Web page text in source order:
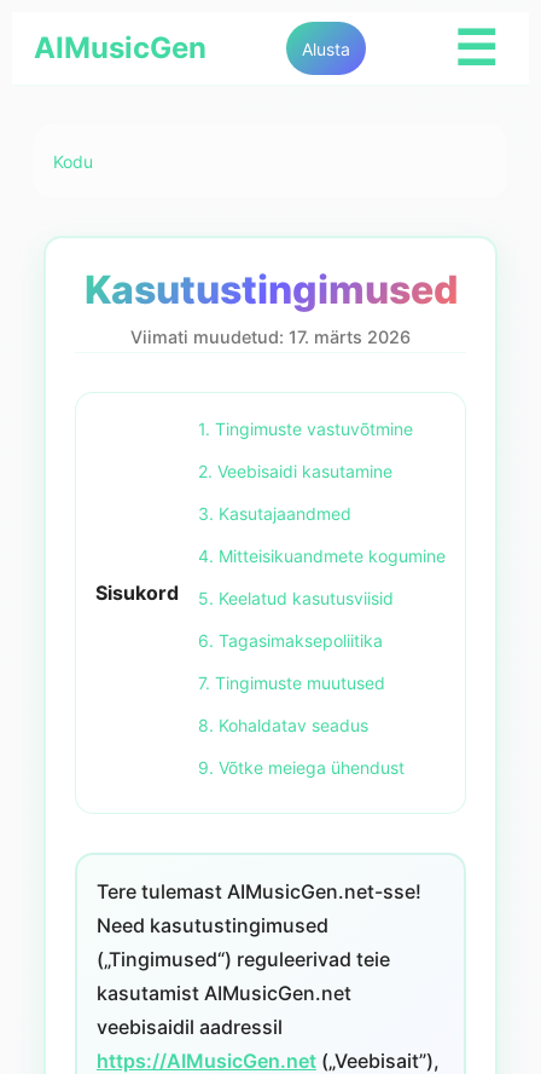
AIMusicGen Alusta ☰
Kodu
Kasutustingimused
Viimati muudetud: 17. märts 2026
Sisukord
1. Tingimuste vastuvõtmine
2. Veebisaidi kasutamine
3. Kasutajaandmed
4. Mitteisikuandmete kogumine
5. Keelatud kasutusviisid
6. Tagasimaksepoliitika
7. Tingimuste muutused
8. Kohaldatav seadus
9. Võtke meiega ühendust
Tere tulemast AIMusicGen.net-sse!
Need kasutustingimused
(„Tingimused“) reguleerivad teie
kasutamist AIMusicGen.net
veebisaidil aadressil
https://AIMusicGen.net(„Veebisait”),